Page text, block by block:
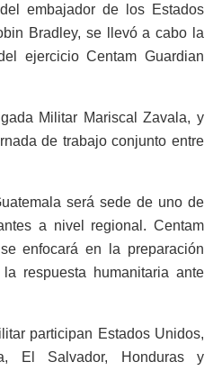
embajador de los Estados
Bradley, se llevó a cabo la
ejercicio Centam Guardian
Militar Mariscal Zavala, y
de trabajo conjunto entre
será sede de uno de
a nivel regional. Centam
enfocará en la preparación
respuesta humanitaria ante
participan Estados Unidos,
El Salvador, Honduras y